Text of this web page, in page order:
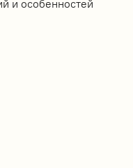
и особенностей